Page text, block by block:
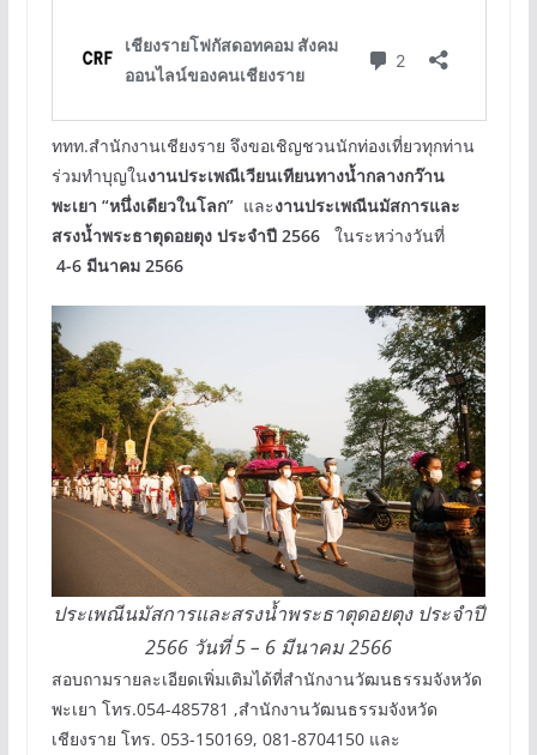
ททท.สำนักงานเชียงราย จึงขอเชิญชวนนักท่องเที่ยวทุกท่าน
ร่วมทำบุญในงานประเพณีเวียนเทียนทางน้ำกลางกว๊าน
พะเยา “หนึ่งเดียวในโลก” และงานประเพณีนมัสการและ
สรงน้ำพระธาตุดอยตุง ประจำปี 2566ในระหว่างวันที่
4-6 มีนาคม 2566
ประเพณีนมัสการและสรงน้ำพระธาตุดอยตุง ประจำปี
2566 วันที่ 5 – 6 มีนาคม 2566
สอบถามรายละเอียดเพิ่มเติมได้ที่สำนักงานวัฒนธรรมจังหวัด
พะเยา โทร.054-485781 ,สำนักงานวัฒนธรรมจังหวัด
เชียงราย โทร. 053-150169, 081-8704150 และ